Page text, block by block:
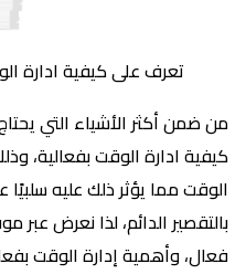
تعرف على كيفية ادارة
من ضمن أكثر الأشياء التي
كيفية ادارة الوقت بفعالية،
الوقت مما يؤثر ذلك عليه
بالتقصير الدائم، لذا نعرض
فعال، وأهمية إدارة الوقت